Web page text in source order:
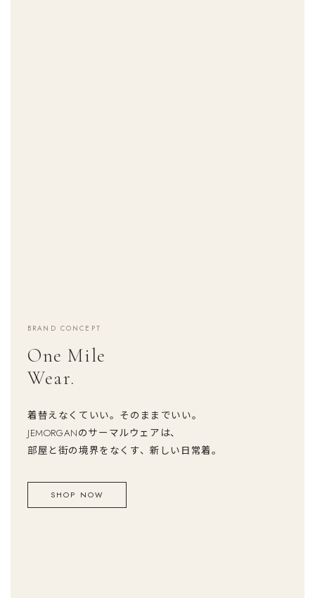
BRAND CONCEPT
One Mile
Wear.
着替えなくていい。そのままでいい。
JEMORGANのサーマルウェアは、
部屋と街の境界をなくす、新しい日常着。
SHOP NOW